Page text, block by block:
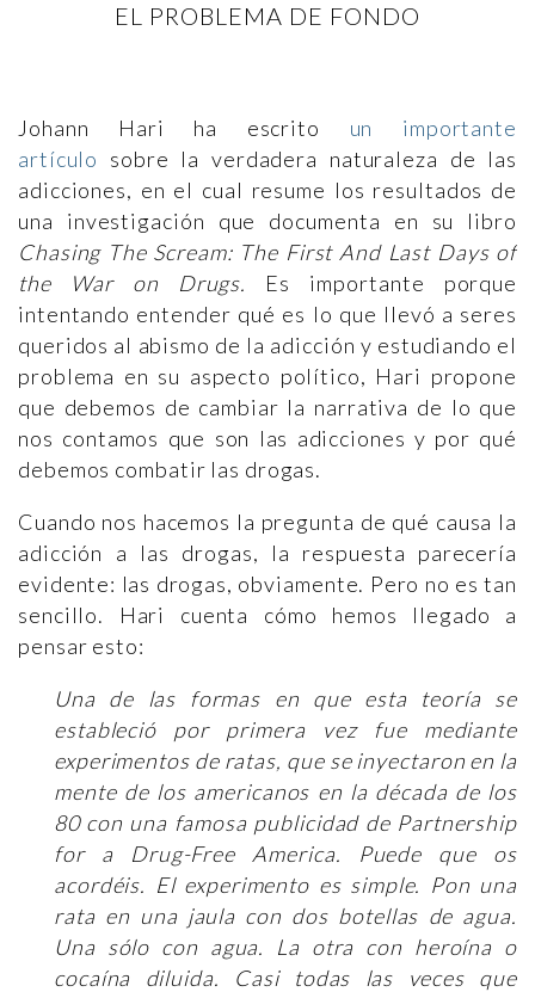
EL PROBLEMA DE FONDO
Johann Hari ha escrito un importante
artículo sobre la verdadera naturaleza de las
adicciones, en el cual resume los resultados de
una investigación que documenta en su libro
Chasing The Scream: The First And Last Days of
the War on Drugs. Es importante porque
intentando entender qué es lo que llevó a seres
queridos al abismo de la adicción y estudiando el
problema en su aspecto político, Hari propone
que debemos de cambiar la narrativa de lo que
nos contamos que son las adicciones y por qué
debemos combatir las drogas.
Cuando nos hacemos la pregunta de qué causa la
adicción a las drogas, la respuesta parecería
evidente: las drogas, obviamente. Pero no es tan
sencillo. Hari cuenta cómo hemos llegado a
pensar esto:
Una de las formas en que esta teoría se
estableció por primera vez fue mediante
experimentos de ratas, que se inyectaron en la
mente de los americanos en la década de los
80 con una famosa publicidad de Partnership
for a Drug-Free America. Puede que os
acordéis. El experimento es simple. Pon una
rata en una jaula con dos botellas de agua.
Una sólo con agua. La otra con heroína o
cocaína diluida. Casi todas las veces que